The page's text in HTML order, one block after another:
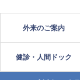
外来のご案内
健診・人間ドック